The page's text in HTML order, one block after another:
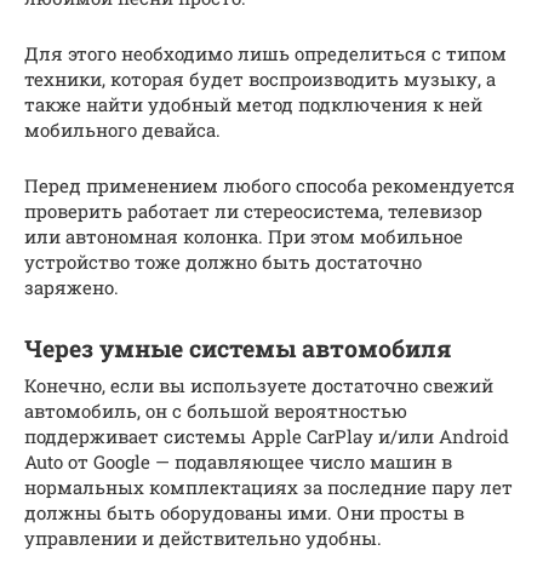
Для этого необходимо лишь определиться с типом
техники, которая будет воспроизводить музыку, а
также найти удобный метод подключения к ней
мобильного девайса.
Перед применением любого способа рекомендуется
проверить работает ли стереосистема, телевизор
или автономная колонка. При этом мобильное
устройство тоже должно быть достаточно
заряжено.
Через умные системы автомобиля
Конечно, если вы используете достаточно свежий
автомобиль, он с большой вероятностью
поддерживает системы Apple CarPlay и/или Android
Auto от Google — подавляющее число машин в
нормальных комплектациях за последние пару лет
должны быть оборудованы ими. Они просты в
управлении и действительно удобны.